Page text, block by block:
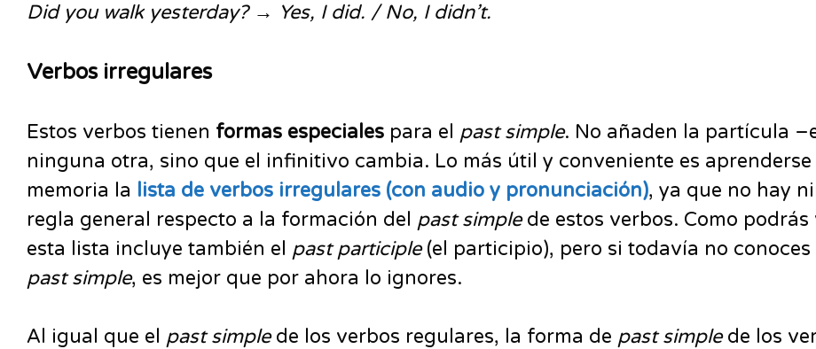
Did you walk yesterday? → Yes, I did. / No, I didn’t.
Verbos irregulares
Estos verbos tienen formas especiales para el past simple. No añaden la partícula
ninguna otra, sino que el infinitivo cambia. Lo más útil y conveniente es aprenderse
memoria la lista de verbos irregulares (con audio y pronunciación), ya que no hay
regla general respecto a la formación del past simplede estos verbos. Como podrás
esta lista incluye también el past participle(el participio), pero si todavía no conoces
past simple, es mejor que por ahora lo ignores.
Al igual que el past simplede los verbos regulares, la forma de past simplede los